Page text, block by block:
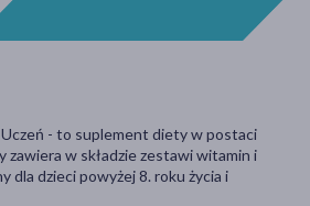
- to suplement diety w postaci
w składzie zestawi witamin i
dla dzieci powyżej 8. roku życia i